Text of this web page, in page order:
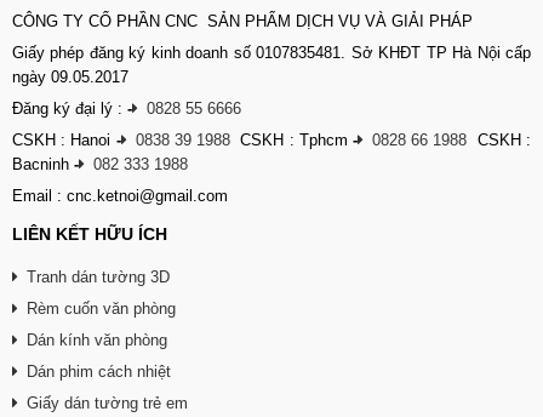
CÔNG TY CỔ PHẦN CNC SẢN PHẨM DỊCH VỤ VÀ GIẢI PHÁP
Giấy phép đăng ký kinh doanh số 0107835481. Sở KHĐT TP Hà Nội cấp
ngày 09.05.2017
Đăng ký đại lý : -
0828 55 6666
CSKH : Hanoi - 0838 39 1988 CSKH : Tphcm- 0828 66 1988 CSKH :
Bacninh -
082 333 1988
Email : cnc.ketnoi@gmail.com
LIÊN KẾT HỮU ÍCH
Tranh dán tường 3D
Rèm cuốn văn phòng
Dán kính văn phòng
Dán phim cách nhiệt
Giấy dán tường trẻ em